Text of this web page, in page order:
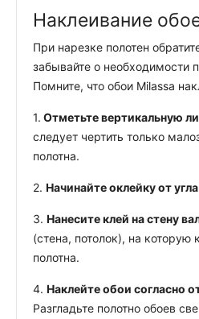
Наклеивание
При нарезке полотен
забывайте о необходимости
Помните, что обои Milassa
1. Отметьте вертикальную
следует чертить только
полотна.
2. Начинайте оклейку от
3. Нанесите клей на стену
(стена, потолок), на
полотна.
4. Наклейте обои согласно
Разгладьте полотно обоев